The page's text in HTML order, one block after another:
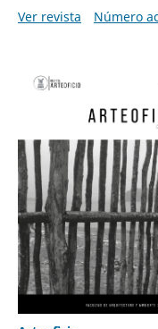
Ver revista
Número